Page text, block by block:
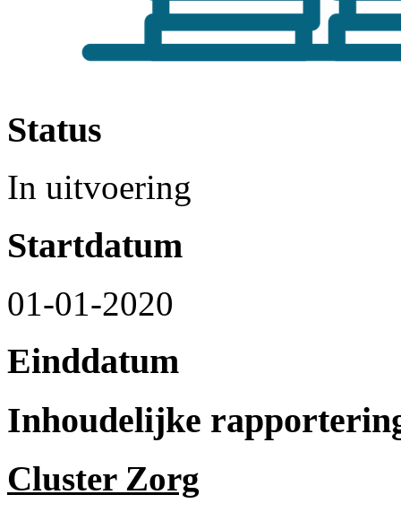
Status
In uitvoering
Startdatum
01-01-2020
Einddatum
Inhoudelijke
Cluster Zorg